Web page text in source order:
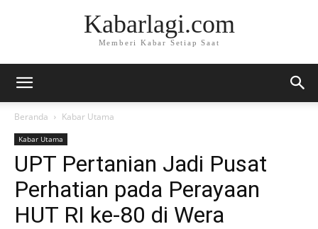
Kabarlagi.com
Memberi Kabar Setiap Saat
Beranda Kabar Utama
Kabar Utama
UPT Pertanian Jadi Pusat
Perhatian pada Perayaan
HUT RI ke-80 di Wera